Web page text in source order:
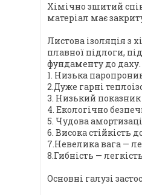
Хімічно зшитий
матеріал має
Листова ізоляція з
плавної підлоги,
фундаменту до даху.
1. Низька
2.Дуже гарні
3. Низький
4. Екологічно
5. Чудова
6. Висока стійкість
7.Невелика вага —
8.Гибність —
Основні галузі